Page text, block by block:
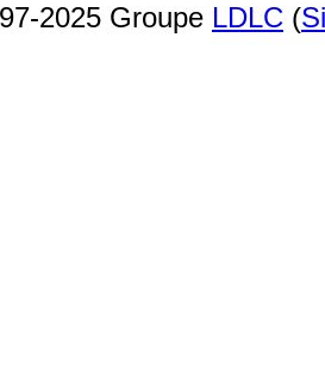
2025 Groupe LDLC (